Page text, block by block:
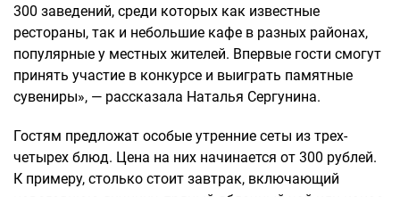
300 заведений, среди которых как известные
рестораны, так и небольшие кафе в разных районах,
популярные у местных жителей. Впервые гости смогут
принять участие в конкурсе и выиграть памятные
сувениры», — рассказала Наталья Сергунина.
Гостям предложат особые утренние сеты из трех-
четырех блюд. Цена на них начинается от 300 рублей.
К примеру, столько стоит завтрак, включающий